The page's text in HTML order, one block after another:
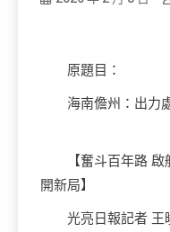
原題目：
海南儋州：出力處
【奮斗百年路 啟航
開新局】
光亮日報記者 王